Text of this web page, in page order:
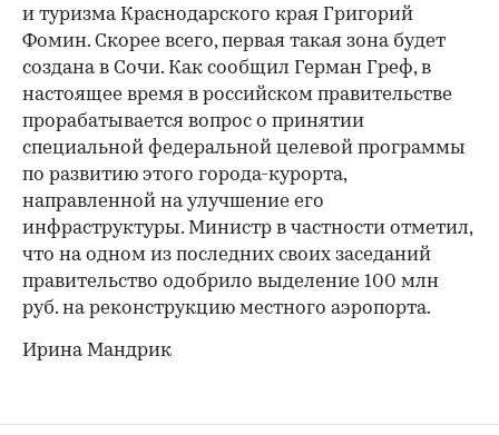
и туризма Краснодарского края Григорий
Фомин. Скорее всего, первая такая зона будет
создана в Сочи. Как сообщил Герман Греф, в
настоящее время в российском правительстве
прорабатывается вопрос о принятии
специальной федеральной целевой программы
по развитию этого города-курорта,
направленной на улучшение его
инфраструктуры. Министр в частности отметил,
что на одном из последних своих заседаний
правительство одобрило выделение 100 млн
руб. на реконструкцию местного аэропорта.
Ирина Мандрик